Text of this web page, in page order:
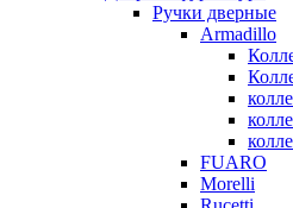
Ручки дверные
Armadillo
FUARO
Morelli